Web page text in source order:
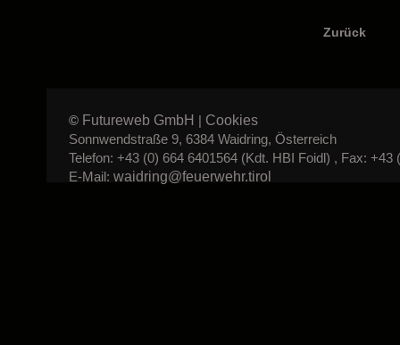
Zurück
© Futureweb GmbH | Cookies
Sonnwendstraße 9, 6384 Waidring, Österreich
Telefon: +43 (0) 664 6401564 (Kdt. HBI Foidl) , Fax: +43
E-Mail: waidring@feuerwehr.tirol